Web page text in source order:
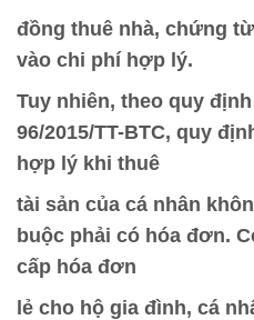
đồng thuê nhà, chứng
vào chi phí hợp lý.
Tuy nhiên, theo quy
96/2015/TT-BTC, quy
hợp lý khi thuê
tài sản của cá nhân
buộc phải có hóa đơn.
cấp hóa đơn
lẻ cho hộ gia đình, cá